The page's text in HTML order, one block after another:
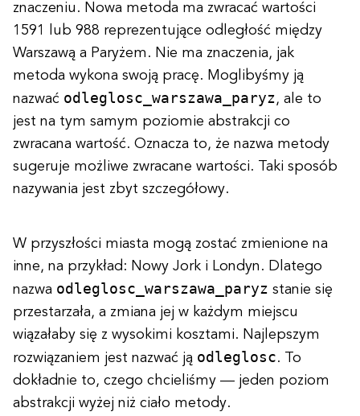
znaczeniu. Nowa metoda ma zwracać wartości
1591 lub 988 reprezentujące odległość między
Warszawą a Paryżem. Nie ma znaczenia, jak
metoda wykona swoją pracę. Moglibyśmy ją
nazwać odleglosc_warszawa_paryz, ale to
jest na tym samym poziomie abstrakcji co
zwracana wartość. Oznacza to, że nazwa metody
sugeruje możliwe zwracane wartości. Taki sposób
nazywania jest zbyt szczegółowy.
W przyszłości miasta mogą zostać zmienione na
inne, na przykład: Nowy Jork i Londyn. Dlatego
nazwa odleglosc_warszawa_paryz stanie się
przestarzała, a zmiana jej w każdym miejscu
wiązałaby się z wysokimi kosztami. Najlepszym
rozwiązaniem jest nazwać ją odleglosc. To
dokładnie to, czego chcieliśmy — jeden poziom
abstrakcji wyżej niż ciało metody.